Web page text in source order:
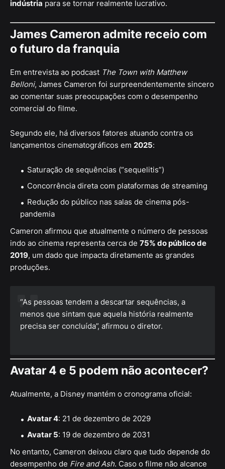
indústria para se tornar realmente lucrativo.
James Cameron admite receio com
o futuro da franquia
Em entrevista ao podcast The Town with Matthew
Belloni, James Cameron foi surpreendentemente sincero
ao comentar suas preocupações com o desempenho
comercial do filme.
Segundo ele, há diversos fatores atuando contra os
lançamentos cinematográficos em 2025:
Saturação de sequências (“sequelitis”)
Concorrência direta com plataformas de streaming
Redução do público nas salas de cinema pós-
pandemia
Cameron afirmou que atualmente o número de pessoas
indo ao cinema representa cerca de 75% do público de
2019, um dado que impacta diretamente as grandes
produções.
“As pessoas tendem a descartar sequências, a
menos que sintam que aquela história realmente
precisa ser concluída”, afirmou o diretor.
Avatar 4 e 5 podem não acontecer?
Atualmente, a Disney mantém o cronograma oficial:
Avatar 4: 21 de dezembro de 2029
Avatar 5: 19 de dezembro de 2031
No entanto, Cameron deixou claro que tudo depende do
desempenho de Fire and Ash. Caso o filme não alcance